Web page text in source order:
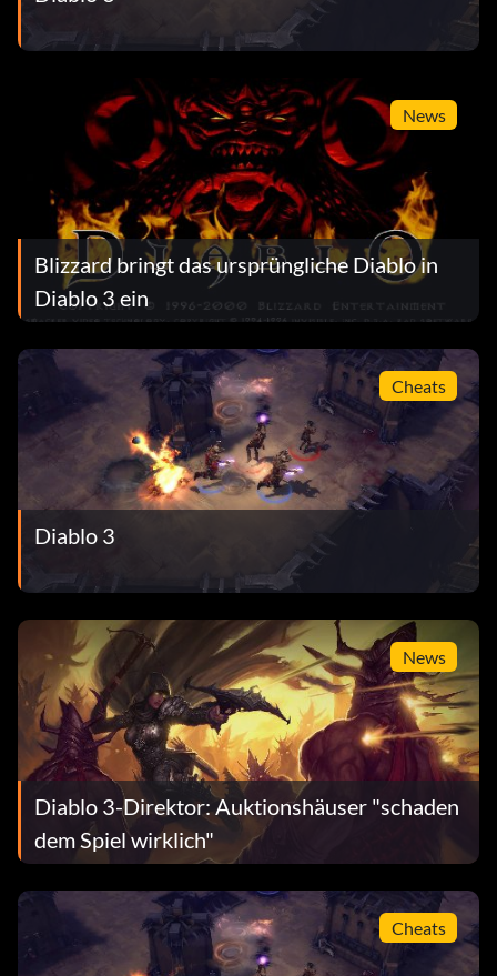
News
Blizzard bringt das ursprüngliche Diablo in
Diablo 3 ein
Cheats
Diablo 3
News
Diablo 3-Direktor: Auktionshäuser "schaden
dem Spiel wirklich"
Cheats